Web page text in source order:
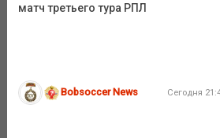
матч третьего тура РПЛ
Bobsoccer News Сегодня